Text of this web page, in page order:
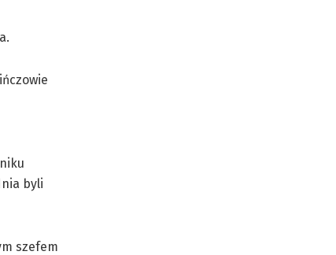
byli
szefem